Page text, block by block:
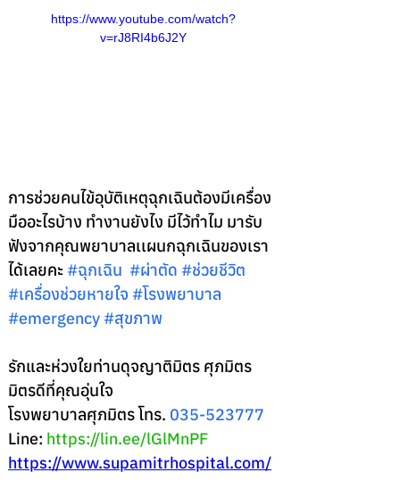
https://www.youtube.com/watch?
v=rJ8RI4b6J2Y
การช่วยคนไข้อุบัติเหตุฉุกเฉินต้องมีเครื่อง
มืออะไรบ้าง ทำงานยังไง มีไว้ทำไม มารับ
ฟังจากคุณพยาบาลเเผนกฉุกเฉินของเรา
ได้เลยคะ #ฉุกเฉิน #ผ่าตัด #ช่วยชีวิต
#เครื่องช่วยหายใจ #โรงพยาบาล
#emergency#สุขภาพ
รักและห่วงใยท่านดุจญาติมิตร ศุภมิตร
มิตรดีที่คุณอุ่นใจ
โรงพยาบาลศุภมิตร โทร. 035-523777
Line: https://lin.ee/lGlMnPF
https://www.supamitrhospital.com/